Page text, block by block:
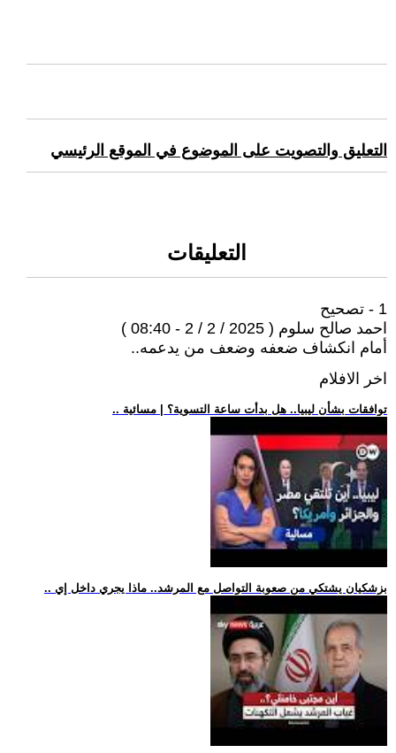
التعليق والتصويت على الموضوع في الموقع الرئيسي
التعليقات
1 - تصحيح
احمد صالح سلوم ( 2025 / 2 / 2 - 08:40 )
أمام انكشاف ضعفه وضعف من يدعمه..
اخر الافلام
.. توافقات بشأن ليبيا.. هل بدأت ساعة التسوية؟ | مسائية
.. بزشكيان يشتكي من صعوبة التواصل مع المرشد.. ماذا يجري داخل إي